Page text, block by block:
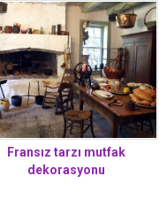
Fransız tarzı mutfak
dekorasyonu